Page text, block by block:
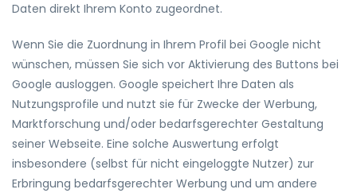
Daten direkt Ihrem Konto zugeordnet.
Wenn Sie die Zuordnung in Ihrem Profil bei Google nicht
wünschen, müssen Sie sich vor Aktivierung des Buttons bei
Google ausloggen. Google speichert Ihre Daten als
Nutzungsprofile und nutzt sie für Zwecke der Werbung,
Marktforschung und/oder bedarfsgerechter Gestaltung
seiner Webseite. Eine solche Auswertung erfolgt
insbesondere (selbst für nicht eingeloggte Nutzer) zur
Erbringung bedarfsgerechter Werbung und um andere